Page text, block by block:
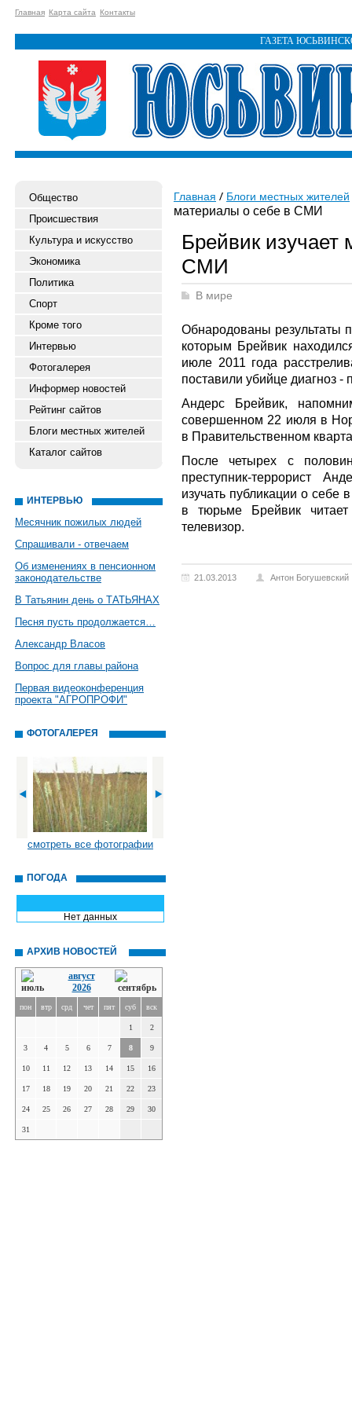
Главная Карта сайта Контакты
ГАЗЕТА
Общество
Происшествия
Культура и искусство
Экономика
Политика
Спорт
Кроме того
Интервью
Фотогалерея
Информер новостей
Рейтинг сайтов
Блоги местных жителей
Каталог сайтов
ИНТЕРВЬЮ
Месячник пожилых людей
Спрашивали - отвечаем
Об изменениях в пенсионном
законодательстве
В Татьянин день о ТАТЬЯНАХ
Песня пусть продолжается…
Александр Власов
Вопрос для главы района
Первая видеоконференция
проекта "АГРОПРОФИ"
ФОТОГАЛЕРЕЯ
смотреть все фотографии
ПОГОДА
Нет данных
АРХИВ НОВОСТЕЙ
август
2026
пон втр срд чет пят суб вск
1 2
3 4 5 6 7 8 9
10 11 12 13 14 15 16
17 18 19 20 21 22 23
24 25 26 27 28 29 30
31
Главная Блоги местных жителей
материалы о себе в СМИ
Брейвик изучает
СМИ
В мире
Обнародованы результаты
которым Брейвик
июле 2011 года
поставили убийце диагноз
Андерс Брейвик,
совершенном 22 июля в
в Правительственном
После четырех с
преступник-террорист
изучать публикации о
в тюрьме Брейвик
телевизор.
21.03.2013 Антон Богушевский